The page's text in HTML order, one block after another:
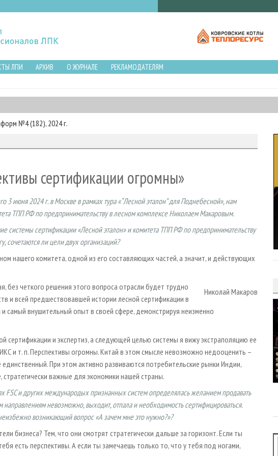
ЛПИ АРХИВ О ЖУРНАЛЕ
РЕКЛАМОДАТЕЛЯМ
№4 (182), 2024 г.
сертификации огромны»
3 июня 2024 г. в Москве в рамках тура «“Лесной эталон” для Поднебесной», нам
ТПП РФ по предпринимательству в лесном комплексе Николаем Макаровым.
системы сертификации «Лесной эталон» и комитета ТПП РФ по предпринимательству
сочетаются ли цели двух организаций?
нашего комитета, одной из его составляющих частей, а значит, и действующих
Николай Макаров
без четкого решения этого вопроса отрасли будет трудно
и всей предшествовавшей истории лесной сертификации в
самый внушительный опыт в своей сфере, демонстрируя неизменно
сертификации и экспертиз, а следующей целью системы я вижу экстраполяцию ее
и т. п. Перспективы огромны. Китай в этом смысле невозможно недооценить –
При этом активно развиваются потребительские рынки Индии,
важные для экономики нашей страны.
FSC и других международых признанных систем определялась желанием продавать
невозможно, выходит, отпала и необходимость сертифицироваться.
возникающий вопрос «А зачем мне это нужно?»?
бизнеса? Тем, что они смотрят стратегически дальше за горизонт. Если ты
есть перспективы. А если ты замечаешь только то, что у тебя под ногами,